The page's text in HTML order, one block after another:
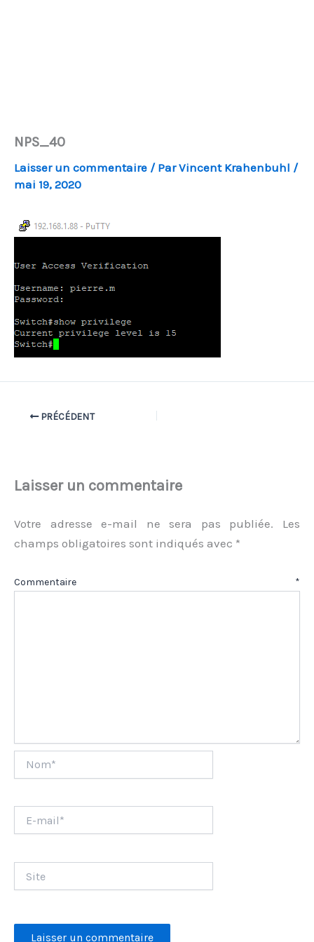
NPS_40
Laisser un commentaire / ParVincent Krahenbuhl /
mai 19, 2020
PRÉCÉDENT
Laisser un commentaire
Votre adresse e-mail ne sera pas publiée.
Les
champs obligatoires sont indiqués avec *
Commentaire *
mail*